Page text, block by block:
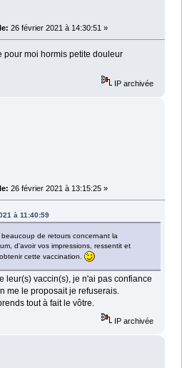
26 février 2021 à 14:30:51 »
pour moi hormis petite douleur
IP archivée
26 février 2021 à 13:15:25 »
à 11:40:59
de retours concernant la
d'avoir vos impressions, ressentit et
cette vaccination.
leur(s) vaccin(s), je n'ai pas confiance
me le proposait je refuserais.
tout à fait le vôtre.
IP archivée